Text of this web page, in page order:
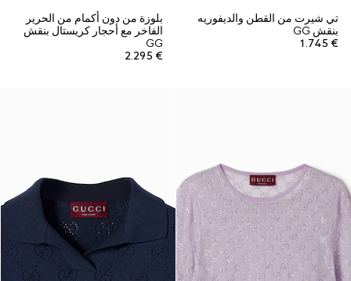
تي شيرت من القطن والديفوريه
بنقش GG
€ 1.745
بلوزة من دون أكمام من الحرير
الفاخر مع أحجار كريستال بنقش
GG
€ 2.295